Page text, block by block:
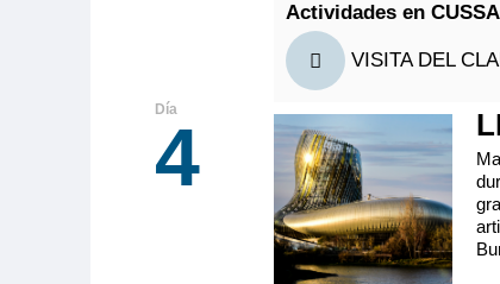
radio. Situado en el puente intermedio con
ofrece una vista panorámica del paisaje.
Tamaño
11.00m2 2
Categoría
5 anclas
Actividades en
VISITA DEL
4